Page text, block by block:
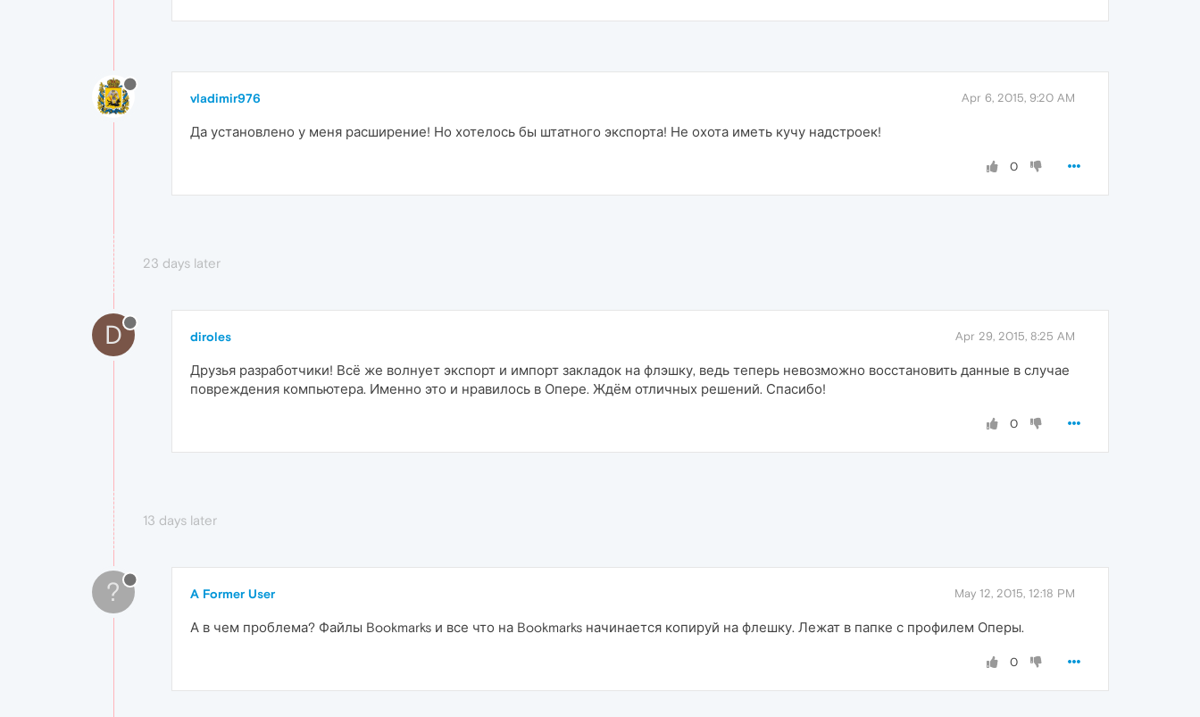
vladimir976 Apr 6, 2015, 9:20 AM
Да установлено у меня расширение! Но хотелось бы штатного экспорта! Не охота иметь кучу надстроек!
0
23 days later
D diroles Apr 29, 2015, 8:25 AM
Друзья разработчики! Всё же волнует экспорт и импорт закладок на флэшку, ведь теперь невозможно восстановить данные в случае
повреждения компьютера. Именно это и нравилось в Опере. Ждём отличных решений. Спасибо!
0
13 days later
? A Former User May 12, 2015, 12:18 PM
А в чем проблема? Файлы Bookmarks и все что на Bookmarks начинается копируй на флешку. Лежат в папке с профилем Оперы.
0